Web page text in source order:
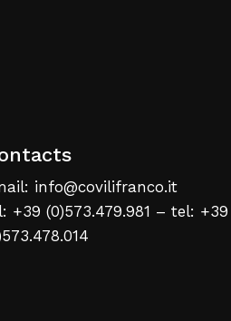
info@covilifranco.it
+39 (0)573.479.981 – tel: +39